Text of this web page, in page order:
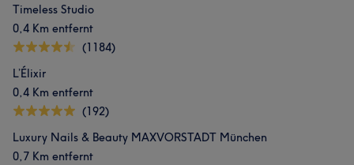
Timeless Studio
0,4 Km entfernt
(1184)
L’Élixir
0,4 Km entfernt
(192)
Luxury Nails & Beauty MAXVORSTADT München
0,7 Km entfernt